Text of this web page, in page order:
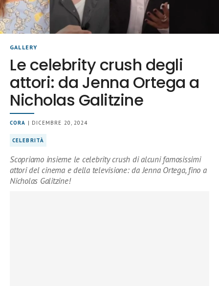
GALLERY
Le celebrity crush degli
attori: da Jenna Ortega a
Nicholas Galitzine
CORA | DICEMBRE 20, 2024
CELEBRITÀ
Scopriamo insieme le celebrity crush di alcuni famosissimi
attori del cinema e della televisione: da Jenna Ortega, fino a
Nicholas Galitzine!